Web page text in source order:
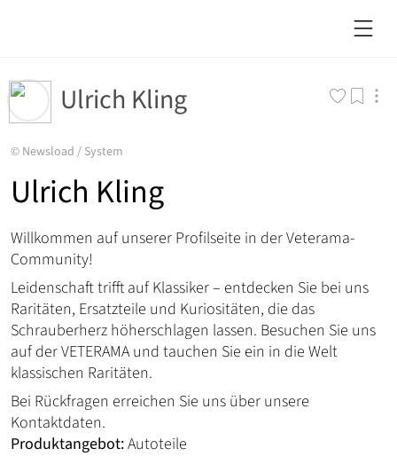
Ulrich Kling
© Newsload / System
Ulrich Kling
Willkommen auf unserer Profilseite in der Veterama-
Community!
Leidenschaft trifft auf Klassiker – entdecken Sie bei uns
Raritäten, Ersatzteile und Kuriositäten, die das
Schrauberherz höherschlagen lassen. Besuchen Sie uns
auf der VETERAMA und tauchen Sie ein in die Welt
klassischen Raritäten.
Bei Rückfragen erreichen Sie uns über unsere
Kontaktdaten.
Produktangebot:Autoteile